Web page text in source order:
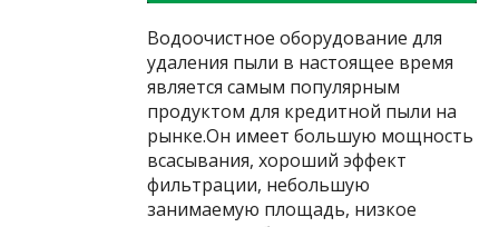
Водоочистное оборудование для
удаления пыли в настоящее время
является самым популярным
продуктом для кредитной пыли на
рынке.Он имеет большую мощность
всасывания, хороший эффект
фильтрации, небольшую
занимаемую площадь, низкое